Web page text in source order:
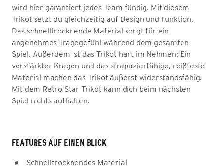
wird hier garantiert jedes Team fündig. Mit diesem
Trikot setzt du gleichzeitig auf Design und Funktion.
Das schnelltrocknende Material sorgt für ein
angenehmes Tragegefühl während dem gesamten
Spiel. Außerdem ist das Trikot hart im Nehmen: Ein
verstärkter Kragen und das strapazierfähige, reißfeste
Material machen das Trikot äußerst widerstandsfähig.
Mit dem Retro Star Trikot kann dich beim nächsten
Spiel nichts aufhalten.
FEATURES AUF EINEN BLICK
Schnelltrocknendes Material